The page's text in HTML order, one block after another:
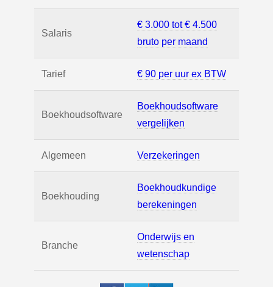
Salaris
€ 3.000 tot € 4.500
bruto per maand
Tarief € 90 per uur ex BTW
Boekhoudsoftware
Boekhoudsoftware
vergelijken
Algemeen Verzekeringen
Boekhouding
Boekhoudkundige
berekeningen
Branche
Onderwijs en
wetenschap